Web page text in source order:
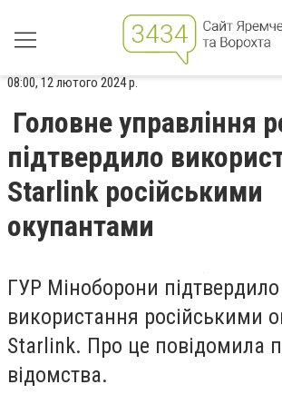
08:00, 12 лютого 2024 р.
Головне управління
підтвердило
Starlink російськими
окупантами
ГУР Міноборони підтвердило
використання російськими
Starlink. Про це повідомила
відомства.